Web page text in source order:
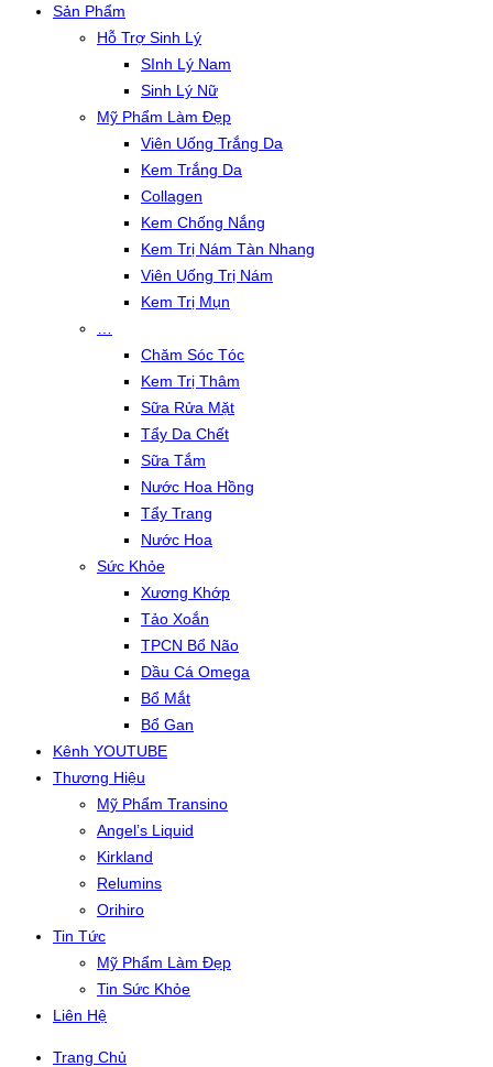
Sản Phẩm
Hỗ Trợ Sinh Lý
SInh Lý Nam
Sinh Lý Nữ
Mỹ Phẩm Làm Đẹp
Viên Uống Trắng Da
Kem Trắng Da
Collagen
Kem Chống Nắng
Kem Trị Nám Tàn Nhang
Viên Uống Trị Nám
Kem Trị Mụn
Chăm Sóc Tóc
Kem Trị Thâm
Sữa Rửa Mặt
Tẩy Da Chết
Sữa Tắm
Nước Hoa Hồng
Tẩy Trang
Nước Hoa
Sức Khỏe
Xương Khớp
Tảo Xoắn
TPCN Bổ Não
Dầu Cá Omega
Bổ Mắt
Bổ Gan
Kênh YOUTUBE
Thương Hiệu
Mỹ Phẩm Transino
Angel’s Liquid
Kirkland
Relumins
Orihiro
Tin Tức
Mỹ Phẩm Làm Đẹp
Tin Sức Khỏe
Liên Hệ
Trang Chủ